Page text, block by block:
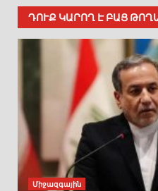
ԴՈՒՔ ԿԱՐՈՂ Է ԲԱՑ
Միջազգային